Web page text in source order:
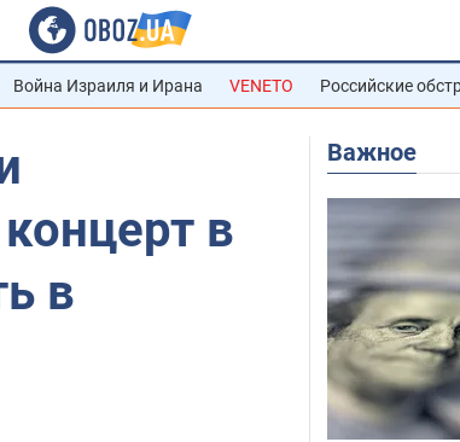
Война Израиля и Ирана VENETO Российские
в
в
Важное